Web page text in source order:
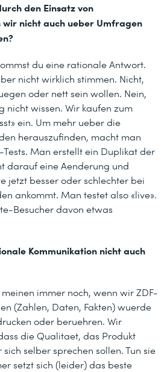
den Einsatz von
nicht auch ueber Umfragen
du eine rationale Antwort.
nicht wirklich stimmen. Nicht,
oder nett sein wollen. Nein,
nicht wissen. Wir kaufen zum
ein. Um mehr ueber die
herauszufinden, macht man
Man erstellt ein Duplikat der
darauf eine Aenderung und
jetzt besser oder schlechter bei
ankommt. Man testet also «live».
Besucher davon etwas
Kommunikation nicht auch
immer noch, wenn wir ZDF-
(Zahlen, Daten, Fakten) wuerde
oder beruehren. Wir
die Qualitaet, das Produkt
selber sprechen sollen. Tun sie
setzt sich (leider) das beste